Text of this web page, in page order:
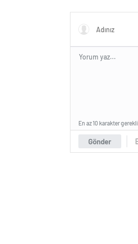
Gönder
En az 10 karakter gerekli